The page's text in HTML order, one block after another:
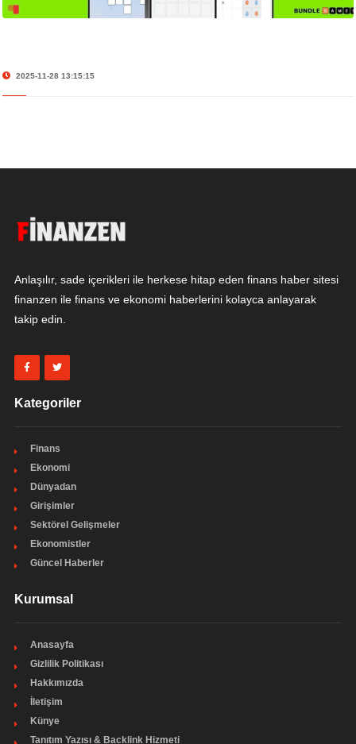
2025-11-28 13:15:15
Anlaşılır, sade içerikleri ile herkese hitap eden finans haber sitesi
finanzen ile finans ve ekonomi haberlerini kolayca anlayarak
takip edin.
Kategoriler
Finans
Ekonomi
Dünyadan
Girişimler
Sektörel Gelişmeler
Ekonomistler
Güncel Haberler
Kurumsal
Anasayfa
Gizlilik Politikası
Hakkımızda
İletişim
Künye
Tanıtım Yazısı & Backlink Hizmeti